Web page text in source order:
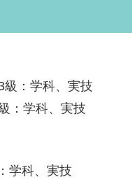
：学科、実技
学科、実技
学科、実技